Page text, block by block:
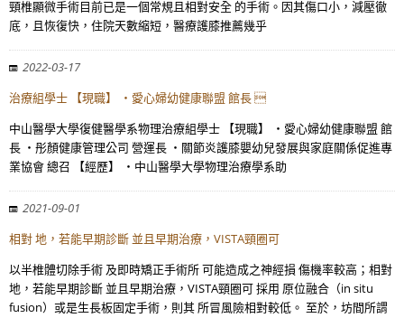
頸椎顯微手術目前已是一個常規且相對安全 的手術。因其傷口小，減壓徹
底，且恢復快，住院天數縮短，醫療護膝推薦幾乎
2022-03-17
治療組學士 【現職】 ・愛心婦幼健康聯盟 館長 
中山醫學大學復健醫學系物理治療組學士 【現職】 ・愛心婦幼健康聯盟 館
長 ・彤顏健康管理公司 營運長 ・關節炎護膝嬰幼兒發展與家庭關係促進專
業協會 總召 【經歷】 ・中山醫學大學物理治療學系助
2021-09-01
相對 地，若能早期診斷 並且早期治療，VISTA頸圈可
以半椎體切除手術 及即時矯正手術所 可能造成之神經損 傷機率較高；相對
地，若能早期診斷 並且早期治療，VISTA頸圈可 採用 原位融合（in situ
fusion）或是生長板固定手術，則其 所冒風險相對較低。 至於，坊間所謂